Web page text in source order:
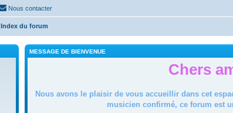
Nous contacter
Index du forum
MESSAGE DE BIENVENUE
Chers
Nous avons le plaisir de vous accueillir dans cet
musicien confirmé, ce forum est